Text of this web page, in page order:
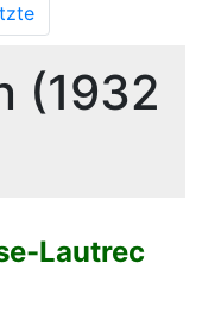
(1932
Lautrec